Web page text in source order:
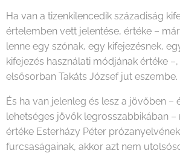
Ha van a tizenkilencedik századiság
értelemben vett jelentése, értéke –
lenne egy szónak, egy kifejezésnek,
kifejezés használati módjának értéke
elsősorban Takáts József jut eszembe.
És ha van jelenleg és lesz a jövőben –
lehetséges jövők legrosszabbikában
értéke Esterházy Péter
furcsaságainak, akkor azt nem